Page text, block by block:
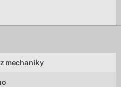
mechaniky